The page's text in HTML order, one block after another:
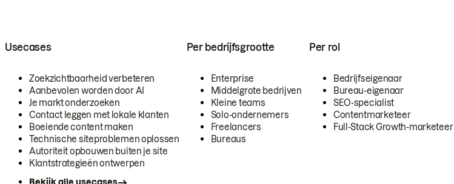
Usecases
Zoekzichtbaarheid verbeteren
Aanbevolen worden door AI
Je markt onderzoeken
Contact leggen met lokale klanten
Boeiende content maken
Technische siteproblemen oplossen
Autoriteit opbouwen buiten je site
Klantstrategieën ontwerpen
Per bedrijfsgrootte
Enterprise
Middelgrote bedrijven
Kleine teams
Solo-ondernemers
Freelancers
Bureaus
Per rol
Bedrijfseigenaar
Bureau-eigenaar
SEO-specialist
Contentmarketeer
Full-Stack Growth-marketeer